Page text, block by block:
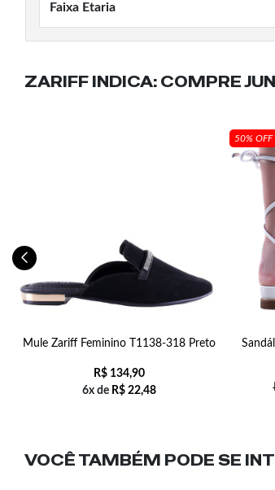
Faixa Etaria
ZARIFF INDICA: COMPRE
Mule Zariff Feminino T1138-318 Preto
R$ 134,90
6x de R$ 22,48
50% OFF
VOCÊ TAMBÉM PODE SE